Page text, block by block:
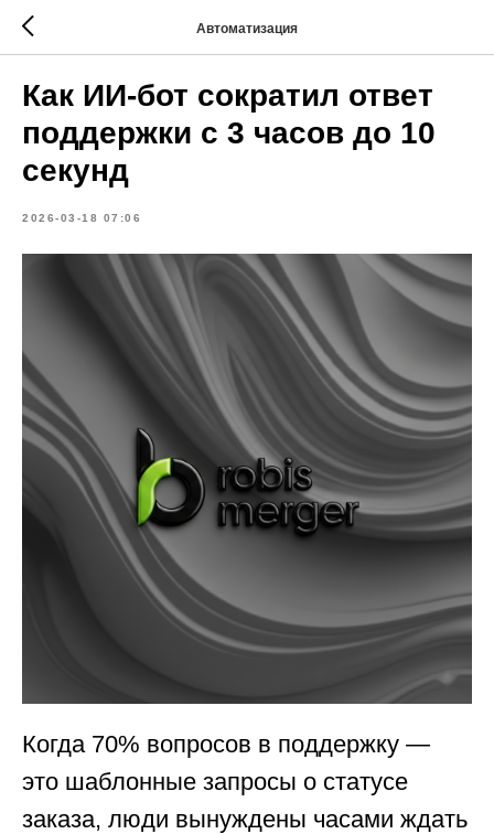
Автоматизация
Как ИИ-бот сократил ответ
поддержки с 3 часов до 10
секунд
2026-03-18 07:06
Когда 70% вопросов в поддержку —
это шаблонные запросы о статусе
заказа, люди вынуждены часами ждать